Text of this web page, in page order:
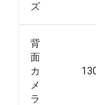
ズ
背
面
カ
メ
ラ